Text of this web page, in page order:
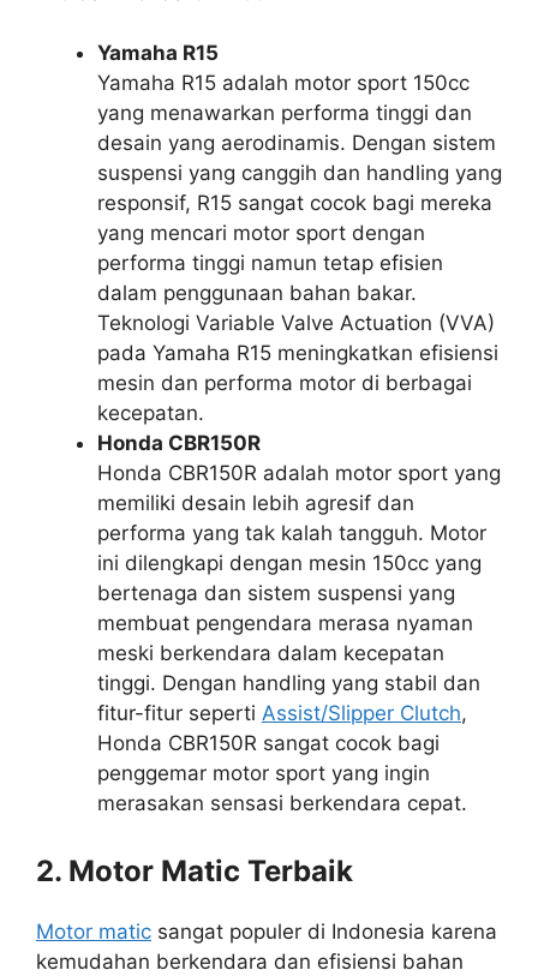
Yamaha R15
Yamaha R15 adalah motor sport 150cc
yang menawarkan performa tinggi dan
desain yang aerodinamis. Dengan sistem
suspensi yang canggih dan handling yang
responsif, R15 sangat cocok bagi mereka
yang mencari motor sport dengan
performa tinggi namun tetap efisien
dalam penggunaan bahan bakar.
Teknologi Variable Valve Actuation (VVA)
pada Yamaha R15 meningkatkan efisiensi
mesin dan performa motor di berbagai
kecepatan.
Honda CBR150R
Honda CBR150R adalah motor sport yang
memiliki desain lebih agresif dan
performa yang tak kalah tangguh. Motor
ini dilengkapi dengan mesin 150cc yang
bertenaga dan sistem suspensi yang
membuat pengendara merasa nyaman
meski berkendara dalam kecepatan
tinggi. Dengan handling yang stabil dan
fitur-fitur seperti Assist/Slipper Clutch,
Honda CBR150R sangat cocok bagi
penggemar motor sport yang ingin
merasakan sensasi berkendara cepat.
2. Motor Matic Terbaik
Motor matic sangat populer di Indonesia karena
kemudahan berkendara dan efisiensi bahan